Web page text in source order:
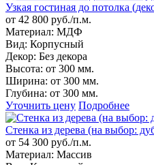
Узкая гостиная до потолка
от 42 800 руб./п.м.
Материал: МДФ
Вид: Корпусный
Декор: Без декора
Высота: от 300 мм.
Ширина: от 300 мм.
Глубина: от 300 мм.
Уточнить цену Подробнее
Стенка из дерева (на выбор:
от 54 300 руб./п.м.
Материал: Массив